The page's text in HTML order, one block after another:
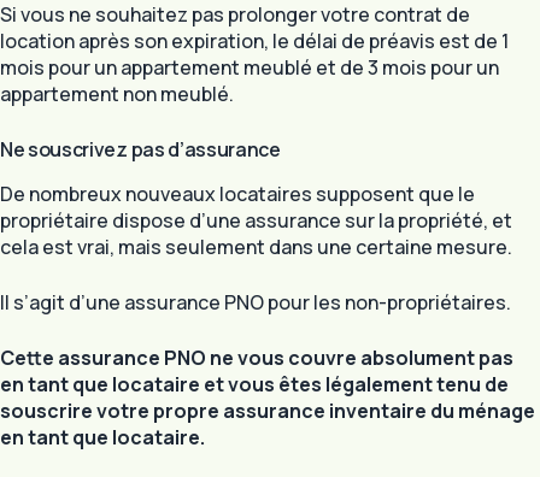
Si vous ne souhaitez pas prolonger votre contrat de
location après son expiration, le délai de préavis est de 1
mois pour un appartement meublé et de 3 mois pour un
appartement non meublé.
Ne souscrivez pas d’assurance
De nombreux nouveaux locataires supposent que le
propriétaire dispose d’une assurance sur la propriété, et
cela est vrai, mais seulement dans une certaine mesure.
Il s’agit d’une assurance PNO pour les non-propriétaires.
Cette assurance PNO ne vous couvre absolument pas
en tant que locataire et vous êtes légalement tenu de
souscrire votre propre assurance inventaire du ménage
en tant que locataire.